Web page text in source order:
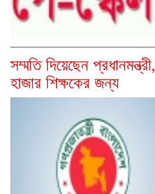
সম্মতি দিয়েছেন
হাজার শিক্ষকের জন্য